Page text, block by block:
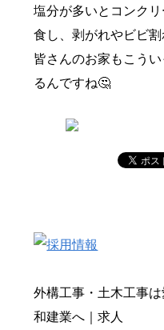
塩分が多いとコンク
食し、剥がれやビビ割
皆さんのお家もこう
るんですね🤔
外構工事・土木工事
和建業へ｜求人